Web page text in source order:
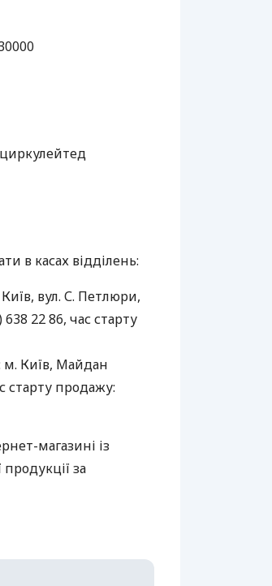
в касах відділень:
вул. С. Петлюри,
22 86, час старту
м. Київ, Майдан
старту продажу:
магазині із
за